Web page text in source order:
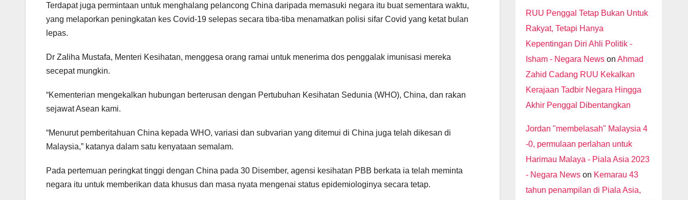
Terdapat juga permintaan untuk menghalang pelancong China daripada memasuki negara itu buat sementara waktu,
yang melaporkan peningkatan kes Covid-19 selepas secara tiba-tiba menamatkan polisi sifar Covid yang ketat bulan
lepas.
Dr Zaliha Mustafa, Menteri Kesihatan, menggesa orang ramai untuk menerima dos penggalak imunisasi mereka
secepat mungkin.
“Kementerian mengekalkan hubungan berterusan dengan Pertubuhan Kesihatan Sedunia (WHO), China, dan rakan
sejawat Asean kami.
“Menurut pemberitahuan China kepada WHO, variasi dan subvarian yang ditemui di China juga telah dikesan di
Malaysia,” katanya dalam satu kenyataan semalam.
Pada pertemuan peringkat tinggi dengan China pada 30 Disember, agensi kesihatan PBB berkata ia telah meminta
negara itu untuk memberikan data khusus dan masa nyata mengenai status epidemiologinya secara tetap.
RUU Penggal Tetap Bukan Untuk
Rakyat, Tetapi Hanya
Kepentingan Diri Ahli Politik -
Isham - Negara Newson Ahmad
Zahid Cadang RUU Kekalkan
Kerajaan Tadbir Negara Hingga
Akhir Penggal Dibentangkan
Jordan "membelasah" Malaysia 4
-0, permulaan perlahan untuk
Harimau Malaya - Piala Asia 2023
- Negara Newson Kemarau 43
tahun penampilan di Piala Asia,